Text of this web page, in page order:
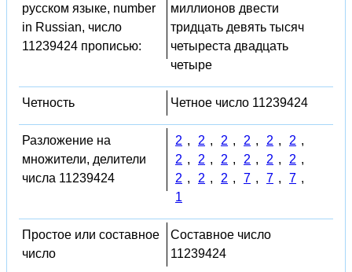
русском языке, number
in Russian, число
11239424 прописью:
миллионов двести
тридцать девять тысяч
четыреста двадцать
четыре
Четность Четное число 11239424
Разложение на
множители, делители
числа 11239424
2 , 2 , 2 , 2 , 2 , 2 ,
2 , 2 , 2 , 2 , 2 , 2 ,
2 , 2 , 2 , 7 , 7 , 7 ,
1
Простое или составное
число
Составное число
11239424